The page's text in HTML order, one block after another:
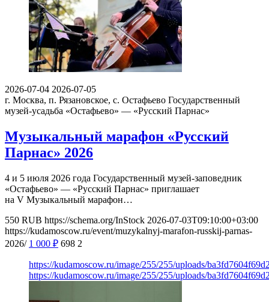
2026-07-04 2026-07-05
г. Москва, п. Рязановское, с. Остафьево Государственный
музей-усадьба «Остафьево» — «Русский Парнас»
Музыкальный марафон «Русский
Парнас» 2026
4 и 5 июля 2026 года Государственный музей-заповедник
«Остафьево» — «Русский Парнас» приглашает
на V Музыкальный марафон…
550 RUB https://schema.org/InStock 2026-07-03T09:10:00+03:00
https://kudamoscow.ru/event/muzykalnyj-marafon-russkij-parnas-
2026/ 1 000 ₽ 698 2
https://kudamoscow.ru/image/255/255/uploads/
https://kudamoscow.ru/image/255/255/uploads/